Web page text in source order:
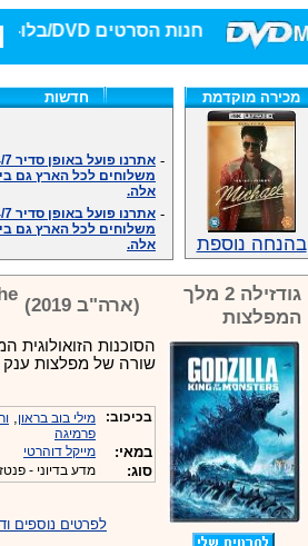
חנות הסרטים DVD/בלו-ריי/3D הגדולה ביותר!
מכירה מוקדמת
בהנחה נוספת
חדשות
משלוחים לכל הארץ גם
אלה.
משלוחים לכל הארץ גם
אלה.
אנחנו כאן לכול שאלה
במענה הטלפוני
.האתר לרשותכם פעיל 24/7
מענה טלפוני: 09-7652392
זמינים במייל ובטלפון.
לרשותכם פעיל 24/7
אנחנו כאן לכול שאלה
במענה הטלפוני
.האתר לרשותכם 24/7
מענה טלפוני: 09-7652392
צוות דיוידי מאסטר ישיר.
גודזילה 2 מלך
המפלצות
(ארה"ב 2019)
הסוכנות הזואולוגית
שורה של מפלצות ענק
בכיכוב: מילי בוב בראון,
פרמיגה
במאי: מייקל דוהרטי
סוג: מדע בדיוני -
לפרטים נוספים